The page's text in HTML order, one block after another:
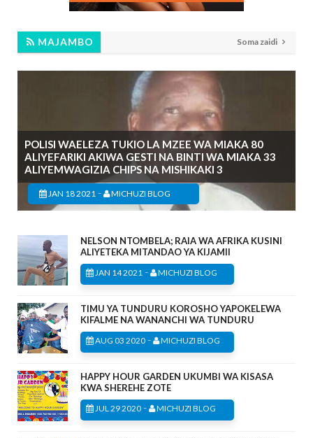
MAJAMBO Soma zaidi
POLISI WAELEZA TUKIO LA MZEE WA MIAKA 80
ALIYEFARIKI AKIWA GESTI NA BINTI WA MIAKA 33
ALIYEMWAGIZIA CHIPS NA MISHIKAKI 3
JAN 18 2021 - MICHUZI BLOG
NELSON NTOMBELA; RAIA WA AFRIKA KUSINI
ALIYETEKA MITANDAO YA KIJAMII
JAN 14 2021 - MICHUZI BLOG
TIMU YA TUNDURU KOROSHO YAPOKELEWA
KIFALME NA WANANCHI WA TUNDURU
AUG 03 2020 - MICHUZI BLOG
HAPPY HOUR GARDEN UKUMBI WA KISASA
KWA SHEREHE ZOTE
JUL 29 2020 - MICHUZI BLOG